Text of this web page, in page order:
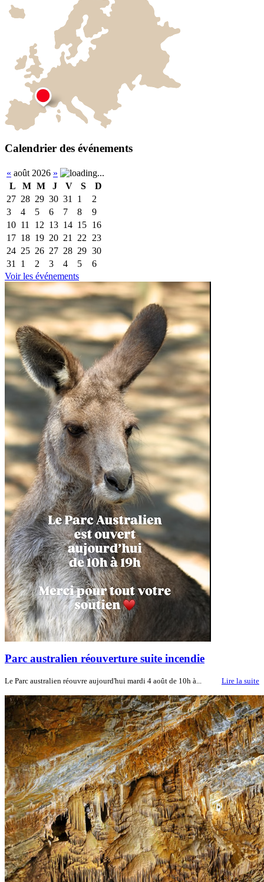
Calendrier des événements
« août 2026 »
L
M M J V S
D
27 28 29 30 31 1
2
3
4 5 6 7 8
9
10 11 12 13 14 15 16
17 18 19 20 21 22
23
24 25 26 27 28 29 30
31
1 2 3 4 5
6
Voir les événements
Parc australien réouverture suite incendie
Le Parc australien réouvre aujourd'hui mardi 4 août de 10h à... Lire la suite